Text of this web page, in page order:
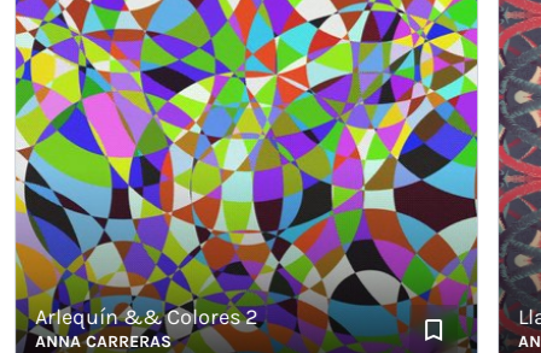
Arlequín && Colores 2
ANNA CARRERAS ANNA